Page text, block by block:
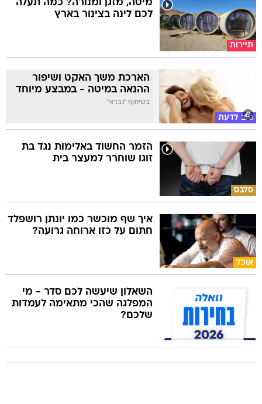
תיירות
מיטה, מזגן ומנורה? כמה תעלה
לכם לינה בצינור בארץ
טוב לדעת
הארכת משך האקט ושיפור
ההנאה במיטה - במבצע מיוחד
בשיתוף "גברא"
סלבס
הזמר החשוד באלימות נגד בת
זוגו שוחרר למעצר בית
אוכל
איך שף מוכשר כמו יונתן רושפלד
חתום על כזו ארוחה גרועה?
השאלון שיעשה לכם סדר - מי
המפלגה שהכי מתאימה לעמדות
שלכם?